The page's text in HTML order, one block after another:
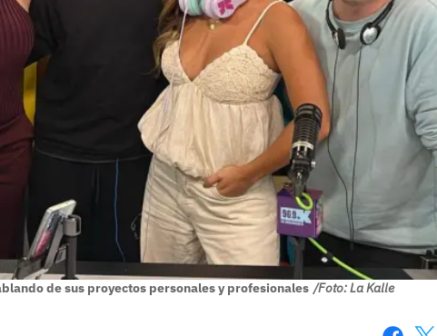
de sus proyectos personales y profesionales /Foto: La Kalle